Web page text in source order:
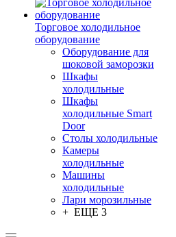
Торговое холодильное
оборудование
Оборудование для
шоковой заморозки
Шкафы
холодильные
Шкафы
холодильные Smart
Door
Столы холодильные
Камеры
холодильные
Машины
холодильные
Лари морозильные
+ ЕЩЕ 3